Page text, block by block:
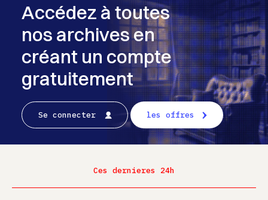
Accédez à toutes
nos archives en
créant un compte
gratuitement
Se connecter les offres
Ces dernieres 24h